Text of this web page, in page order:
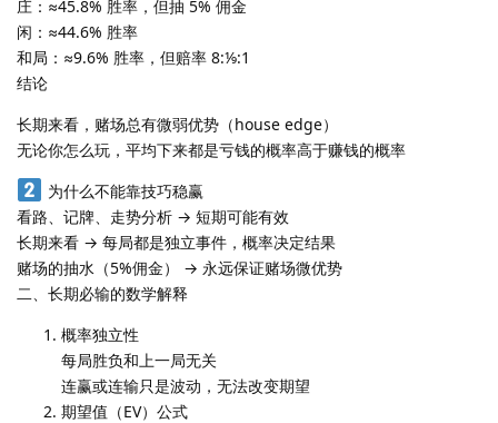
庄：≈45.8% 胜率，但抽 5% 佣金
闲：≈44.6% 胜率
和局：≈9.6% 胜率，但赔率 8:⅑:1
结论
长期来看，赌场总有微弱优势（house edge）
无论你怎么玩，平均下来都是亏钱的概率高于赚钱的概率
为什么不能靠技巧稳赢
看路、记牌、走势分析 → 短期可能有效
长期来看 → 每局都是独立事件，概率决定结果
赌场的抽水（5%佣金） → 永远保证赌场微优势
二、长期必输的数学解释
概率独立性
每局胜负和上一局无关
连赢或连输只是波动，无法改变期望
期望值（EV）公式